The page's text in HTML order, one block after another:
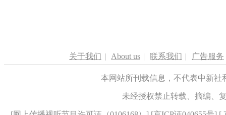
关于我们 | About us | 联系我们 | 广告服务
本网站所刊载信息，不代表中新
未经授权禁止转载、摘编、